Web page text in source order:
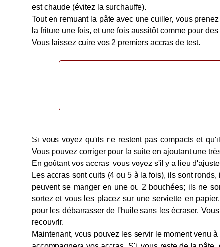
est chaude (évitez la surchauffe).
Tout en remuant la pâte avec une cuiller, vous
la friture une fois, et une fois aussitôt comme pour
Vous laissez cuire vos 2 premiers accras de test.
Si vous voyez qu'ils ne restent pas compacts et
Vous pouvez corriger pour la suite en ajoutant une
En goûtant vos accras, vous voyez s'il y a lieu
Les accras sont cuits (4 ou 5 à la fois), ils sont
peuvent se manger en une ou 2 bouchées; ils ne
sortez et vous les placez sur une serviette en
pour les débarrasser de l'huile sans les écraser.
recouvrir.
Maintenant, vous pouvez les servir le moment venu